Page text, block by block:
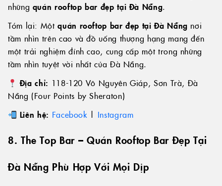
những quán rooftop bar đẹp tại Đà Nẵng.
Tóm lại: Mộtquán rooftop bar đẹp tại Đà Nẵng nơi
tầm nhìn trên cao và đồ uống thượng hạng mang đến
một trải nghiệm đỉnh cao, cung cấp một trong những
tầm nhìn tuyệt vời nhất của Đà Nẵng.
Địa chỉ: 118-120 Võ Nguyên Giáp, Sơn Trà, Đà
Nẵng (Four Points by Sheraton)
Liên hệ: Facebook | Instagram
8. The Top Bar – Quán Rooftop Bar Đẹp Tại
Đà Nẵng Phù Hợp Với Mọi Dịp